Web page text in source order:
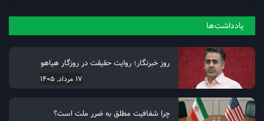
یادداشت‌ها
روز خبرنگار؛ روایت حقیقت در روزگار هیاهو
17 مرداد, 1405
چرا شفافیت مطلق به ضرر ملت است؟